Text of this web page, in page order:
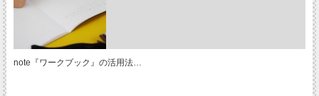
note『ワークブック』の活用法…